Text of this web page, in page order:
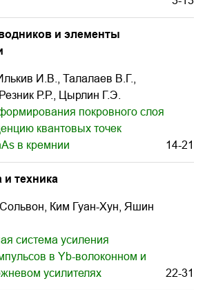
и элементы
И.В., Талалаев В.Г.,
Р.Р., Цырлин Г.Э.
покровного слоя
квантовых точек
в кремнии
14-21
техника
Ким Гуан-Хун, Яшин
система усиления
в Yb-волоконном и
усилителях
22-31